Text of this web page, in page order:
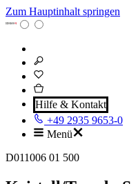
Zum Hauptinhalt springen
Hilfe & Kontakt
+49 2935 9653-0
Menü
D011006 01 500